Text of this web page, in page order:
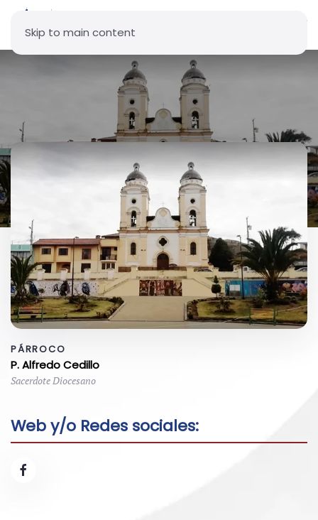
Skip to main content
Parroquia Santiago Apóstol -
Malchinguí
PÁRROCO
P. Alfredo Cedillo
Sacerdote Diocesano
Web y/o Redes sociales: